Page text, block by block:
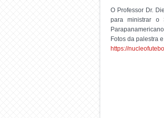
O Professor Dr.
para ministrar o
Fotos da palestra
https://